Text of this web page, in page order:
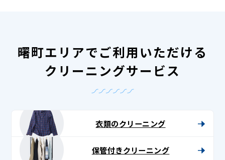
曙町エリアでご利用いただける
クリーニングサービス
衣類のクリーニング
保管付きクリーニング